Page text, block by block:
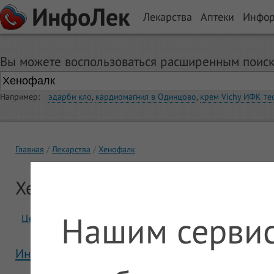
ИнфоЛек Лекарства Аптеки
Вы можете воспользоваться расширенным
Например: эдарби кло, кардиомагнил в Одинцово, крем Vichy ИФК
Главная Лекарства Хенофалк
Хенофалк
Цены Отзывы
Инструкция Хенофалк
Нашим